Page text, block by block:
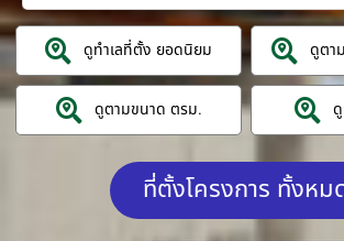
ดูทำเลที่ตั้ง ยอดนิยม ดูตา
ดูตามขนาด ตรม.
ที่ตั้งโครงการ ทั้งหม